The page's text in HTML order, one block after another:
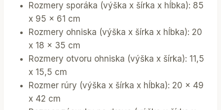
Rozmery sporáka (výška x šírka x hĺbka): 85
x 95 x 61 cm
Rozmery ohniska (výška x šírka x hĺbka): 20
x 18 x 35 cm
Rozmery otvoru ohniska (výška x šírka): 11,5
x 15,5 cm
Rozmer rúry (výška x šírka x hĺbka): 20 x 49
x 42 cm